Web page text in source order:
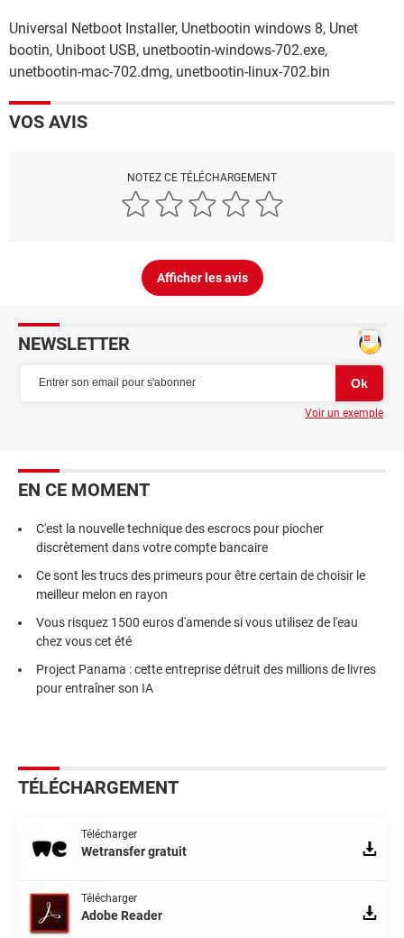
Universal Netboot Installer, Unetbootin windows 8, Unet
bootin, Uniboot USB, unetbootin-windows-702.exe,
unetbootin-mac-702.dmg, unetbootin-linux-702.bin
VOS AVIS
NOTEZ CE TÉLÉCHARGEMENT
Afficher les avis
NEWSLETTER
Voir un exemple
EN CE MOMENT
C'est la nouvelle technique des escrocs pour piocher
discrètement dans votre compte bancaire
Ce sont les trucs des primeurs pour être certain de choisir le
meilleur melon en rayon
Vous risquez 1500 euros d'amende si vous utilisez de l'eau
chez vous cet été
Project Panama : cette entreprise détruit des millions de livres
pour entraîner son IA
TÉLÉCHARGEMENT
Télécharger
Wetransfer gratuit
Télécharger
Adobe Reader